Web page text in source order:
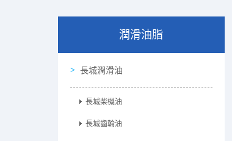
潤滑油脂
長城潤滑油
長城柴機油
長城齒輪油